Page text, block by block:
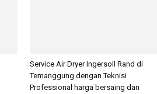
Service Air Dryer Ingersoll Rand di
Temanggung dengan Teknisi
Professional harga bersaing dan